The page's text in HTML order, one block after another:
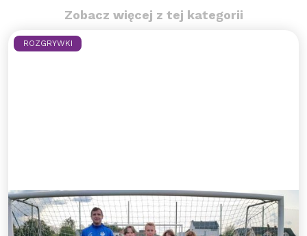
Zobacz więcej z tej kategorii
ROZGRYWKI
Drużyna rocznika 2012 wraca na
zwycięskie tory!